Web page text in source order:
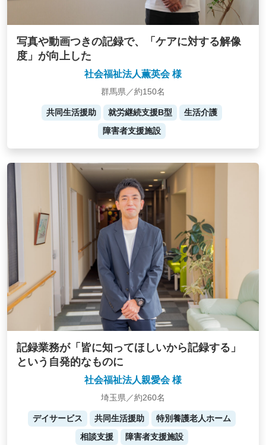
写真や動画つきの記録で、「ケアに対する解像
度」が向上した
社会福祉法人薫英会 様
群馬県／約150名
共同生活援助 就労継続支援B型
生活介護
障害者支援施設
記録業務が「皆に知ってほしいから記録する」
という自発的なものに
社会福祉法人親愛会 様
埼玉県／約260名
デイサービス 共同生活援助
特別養護老人ホーム
相談支援
障害者支援施設